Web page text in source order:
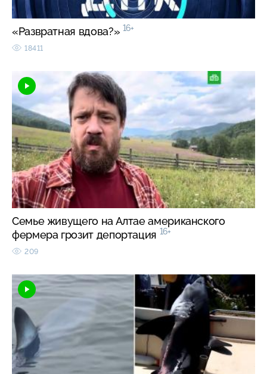
«Развратная вдова?» 16+
18411
Семье живущего на Алтае американского
фермера грозит депортация 16+
209